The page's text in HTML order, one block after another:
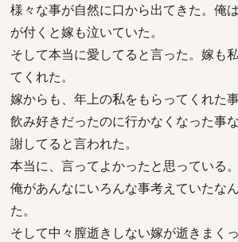
様々な事が自然に口から出てきた。俺
が付くと嫁も泣いていた。
そして本当に愛してると言った。嫁も
てくれた。
嫁からも、年上の私をもらってくれた
飲み好きだったのに行かなくなった事
謝してると言われた。
本当に、言ってよかったと思っている。
俺があんなにいろんな事考えていたな
た。
そして中々膣逝きしない嫁が逝きまく